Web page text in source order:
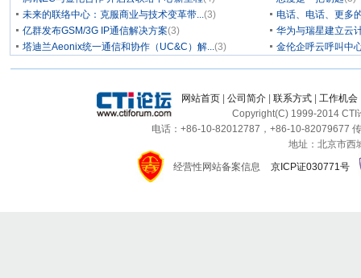
未来的联络中心：克服商业与技术变革带...(3)
电话、电话、更多
亿群发布GSM/3G IP通信解决方案(3)
华为与瑞星建立云
塔迪兰Aeonix统一通信和协作（UC&C）解...(3) 金伦企呼云呼叫中
网站首页 公司简介 联系方式 工作机会
Copyright(C) 1999-2014 CTI
电话：+86-10-82012787，+86-10-82079677
地址：北京市西
经营性网站备案信息
京ICP证030771号